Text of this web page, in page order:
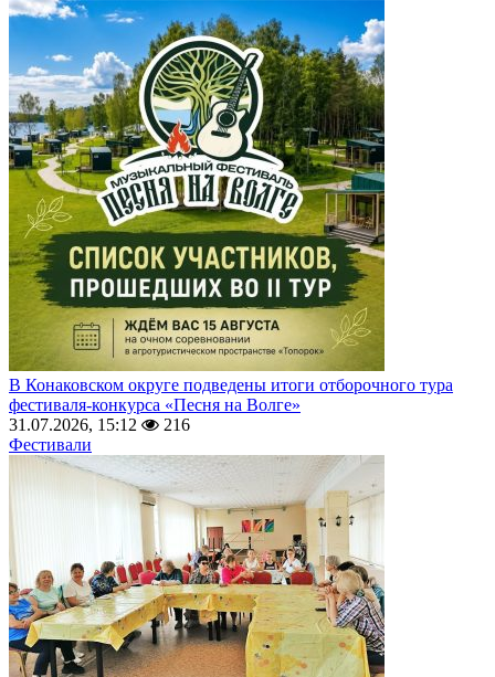
В Конаковском округе подведены итоги отборочного тура
фестиваля-конкурса «Песня на Волге»
31.07.2026, 15:12
216
Фестивали